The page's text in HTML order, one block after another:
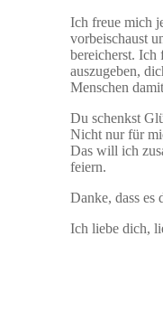
Ich freue mich
vorbeischaust
bereicherst. Ich
auszugeben,
Menschen
Du schenkst
Nicht nur für
Das will ich
feiern.
Danke, dass es
Ich liebe dich,